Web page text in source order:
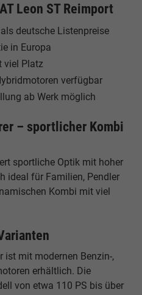
Leon ST Reimport
deutsche Listenpreise
in Europa
viel Platz
verfügbar
ab Werk möglich
– sportlicher Kombi
sportliche Optik mit hoher
ideal für Familien, Pendler
Kombi mit viel
ist mit modernen Benzin-,
erhältlich. Die
von etwa 110 PS bis über